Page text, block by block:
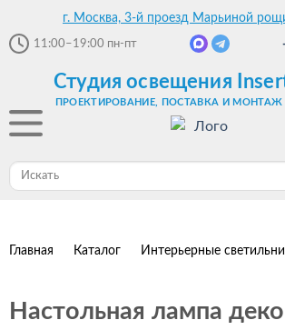
г. Москва, 3-й проезд Марьиной
11:00–19:00 пн-пт
Студия освещения
ПРОЕКТИРОВАНИЕ, ПОСТАВКА И МОНТАЖ
Главная Каталог Интерьерные
Настольная лампа